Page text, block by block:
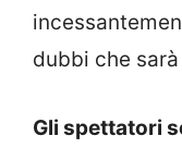
dubbi che
Gli spettatori